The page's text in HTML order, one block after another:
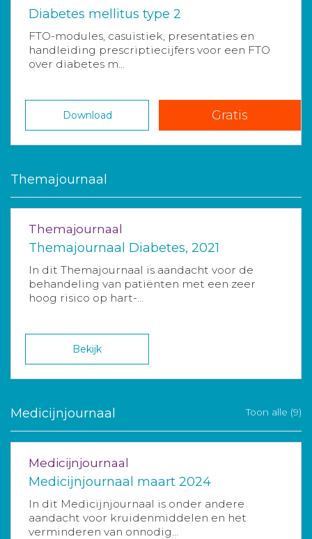
Diabetes mellitus type 2
FTO-modules, casuïstiek, presentaties en
handleiding prescriptiecijfers voor een FTO
over diabetes m...
Download Gratis
Themajournaal
Themajournaal
Themajournaal Diabetes, 2021
In dit Themajournaal is aandacht voor de
behandeling van patiënten met een zeer
hoog risico op hart-...
Bekijk
Medicijnjournaal Toon alle (9)
Medicijnjournaal
Medicijnjournaal maart 2024
In dit Medicijnjournaal is onder andere
aandacht voor kruidenmiddelen en het
verminderen van onnodig...